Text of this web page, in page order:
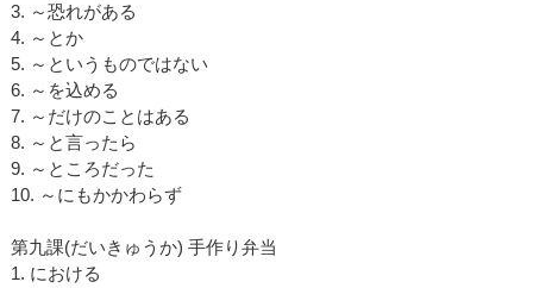
3. ～恐れがある
4. ～とか
5. ～というものではない
6. ～を込める
7. ～だけのことはある
8. ～と言ったら
9. ～ところだった
10. ～にもかかわらず
第九課(だいきゅうか) 手作り弁当
1. における